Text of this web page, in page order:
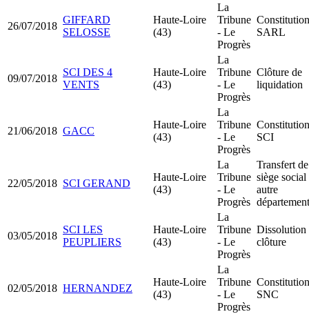
26/07/2018
GIFFARD
SELOSSE
Haute-Loire
(43)
La
Tribune
- Le
Progrès
Constitution
SARL
09/07/2018
SCI DES 4
VENTS
Haute-Loire
(43)
La
Tribune
- Le
Progrès
Clôture de
liquidation
21/06/2018 GACC
Haute-Loire
(43)
La
Tribune
- Le
Progrès
Constitution
SCI
22/05/2018 SCI GERAND
Haute-Loire
(43)
La
Tribune
- Le
Progrès
Transfert de
siège social
autre
département
03/05/2018
SCI LES
PEUPLIERS
Haute-Loire
(43)
La
Tribune
- Le
Progrès
Dissolution
clôture
02/05/2018 HERNANDEZ
Haute-Loire
(43)
La
Tribune
- Le
Progrès
Constitution
SNC